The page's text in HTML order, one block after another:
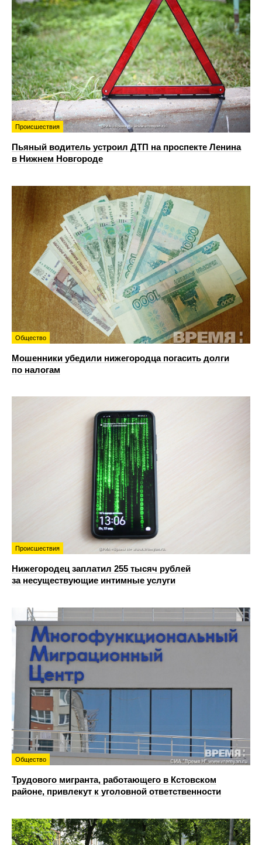
Происшествия
Пьяный водитель устроил ДТП на проспекте Ленина
в Нижнем Новгороде
Общество
Мошенники убедили нижегородца погасить долги
по налогам
Происшествия
Нижегородец заплатил 255 тысяч рублей
за несуществующие интимные услуги
Общество
Трудового мигранта, работающего в Кстовском
районе, привлекут к уголовной ответственности